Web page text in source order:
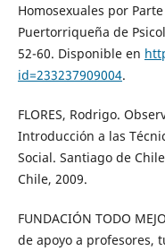
Homosexuales por
Puertorriqueña de
52-60. Disponible en
id=233237909004.
FLORES, Rodrigo.
Introducción a las
Social. Santiago de
Chile, 2009.
FUNDACIÓN TODO
de apoyo a profesores,